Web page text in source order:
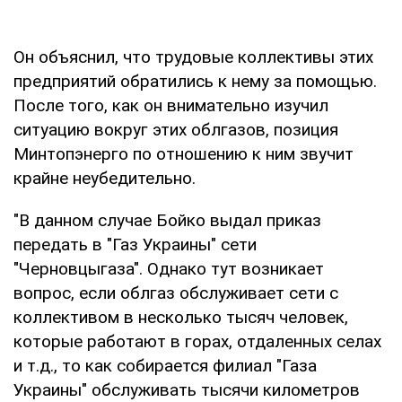
Он объяснил, что трудовые коллективы этих
предприятий обратились к нему за помощью.
После того, как он внимательно изучил
ситуацию вокруг этих облгазов, позиция
Минтопэнерго по отношению к ним звучит
крайне неубедительно.
"В данном случае Бойко выдал приказ
передать в "Газ Украины" сети
"Черновцыгаза". Однако тут возникает
вопрос, если облгаз обслуживает сети с
коллективом в несколько тысяч человек,
которые работают в горах, отдаленных селах
и т.д., то как собирается филиал "Газа
Украины" обслуживать тысячи километров